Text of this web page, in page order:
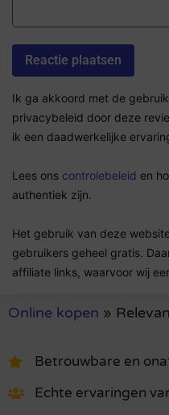
Ik ga akkoord met de
privacybeleid door deze
ik een daadwerkelijke
Lees ons controlebeleid en
authentiek zijn.
Het gebruik van deze
gebruikers geheel gratis.
affiliate links, waarvoor wij
Online kopen »
Betrouwbare en
Echte ervaringen